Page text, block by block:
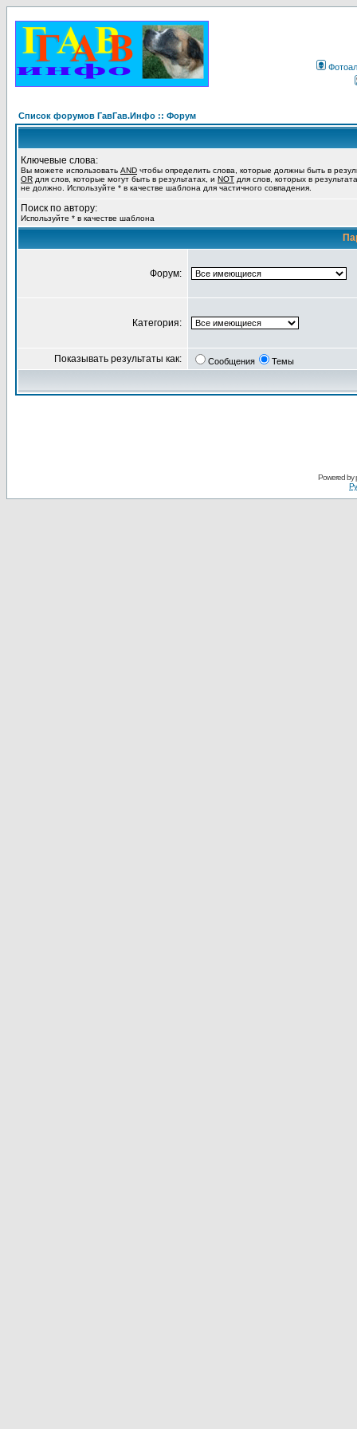
Список форумов ГавГав.Инфо :: Форум
Ключевые слова:
Вы можете использовать AND чтобы определить слова, которые должны быть в
OR для слов, которые могут быть в результатах, и NOT для слов, которых в
не должно. Используйте * в качестве шаблона для частичного совпадения.
Поиск по автору:
Используйте * в качестве шаблона
Форум:
Категория:
Показывать результаты как: Сообщения Темы
Powered by